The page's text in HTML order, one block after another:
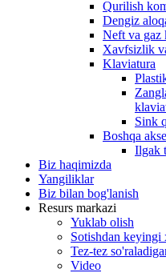
Qurilish
Dengiz
Neft va gaz
Xavfsizlik
Klaviatura
Sink
Boshqa
Ilgak
Biz haqimizda
Yangiliklar
Biz bilan bog'lanish
Resurs markazi
Yuklab olish
Sotishdan keyingi
Tez-tez
Video